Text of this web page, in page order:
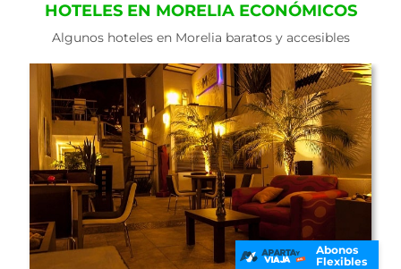
HOTELES EN MORELIA ECONÓMICOS
Algunos hoteles en Morelia baratos y accesibles
Abonos
Flexibles